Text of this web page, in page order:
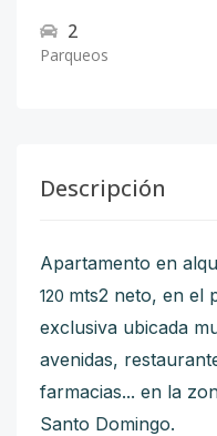
2
Parqueos
Descripción
Apartamento en
120 mts2 neto, en el
exclusiva ubicada
avenidas,
farmacias... en la
Santo Domingo.